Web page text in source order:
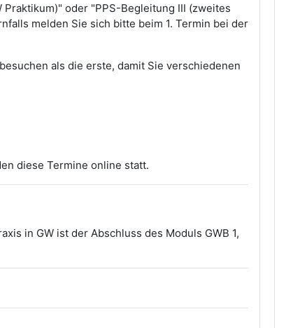
oder "PPS-Begleitung III (zweites
melden Sie sich bitte beim 1. Termin bei der
als die erste, damit Sie verschiedenen
diese Termine online statt.
in GW ist der Abschluss des Moduls GWB 1,